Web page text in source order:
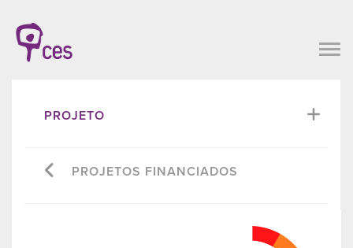
PROJETO
PROJETOS FINANCIADOS